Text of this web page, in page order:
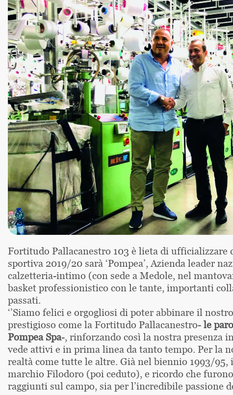
Fortitudo Pallacanestro 103 è lieta di ufficializzare
sportiva 2019/20 sarà ‘Pompea’, Azienda leader
calzetteria-intimo (con sede a Medole, nel
basket professionistico con le tante, importanti
passati.
‘’Siamo felici e orgogliosi di poter abbinare il
prestigioso come la Fortitudo Pallacanestro-le
Pompea Spa-, rinforzando così la nostra presenza
vede attivi e in prima linea da tanto tempo. Per la
realtà come tutte le altre. Già nel biennio 1993/
marchio Filodoro (poi ceduto), e ricordo che
raggiunti sul campo, sia per l’incredibile passione